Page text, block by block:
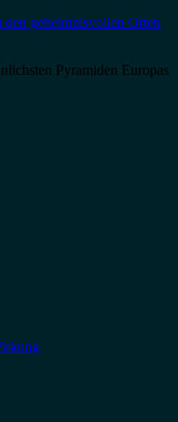
geheimnisvollen Orten
Pyramiden Europas